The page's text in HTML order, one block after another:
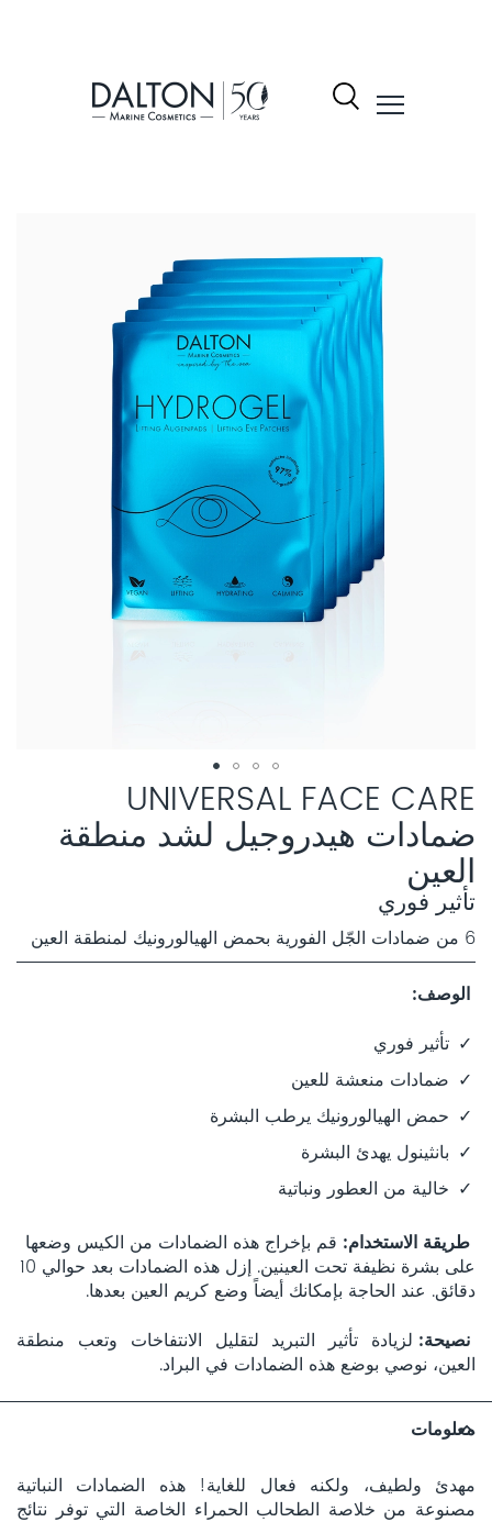
UNIVERSAL FACE CARE
ضمادات هيدروجيل لشد منطقة
العين
تأثير فوري
6 من ضمادات الجّل الفورية بحمض الهيالورونيك لمنطقة العين
الوصف
تأثير فوري
ضمادات منعشة للعين
حمض الهيالورونيك يرطب البشرة
بانثينول يهدئ البشرة
خالية من العطور ونباتية
طريقة الاستخدام قم بإخراج هذه الضمادات من الكيس وضعها
على بشرة نظيفة تحت العينين. إزل هذه الضمادات بعد حوالي 10
دقائق. عند الحاجة بإمكانك أيضاً وضع كريم العين بعدها.
نصيحة لزيادة تأثير التبريد لتقليل الانتفاخات وتعب منطقة
العين، نوصي بوضع هذه الضمادات في البراد.
معلومات
مهدئ ولطيف، ولكنه فعال للغاية! هذه الضمادات النباتية
مصنوعة من خلاصة الطحالب الحمراء الخاصة التي توفر نتائج